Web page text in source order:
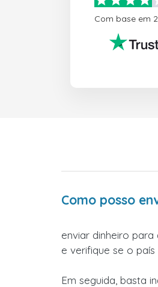
Com base em
Como posso
enviar dinheiro
e verifique se o
Em seguida, basta